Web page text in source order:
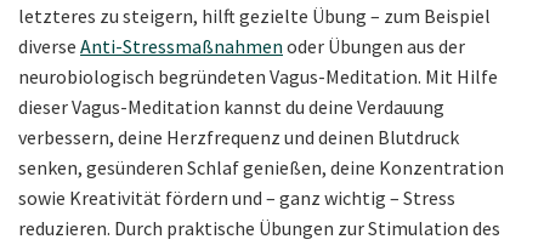
letzteres zu steigern, hilft gezielte Übung – zum Beispiel
diverse Anti-Stressmaßnahmen oder Übungen aus der
neurobiologisch begründeten Vagus-Meditation. Mit Hilfe
dieser Vagus-Meditation kannst du deine Verdauung
verbessern, deine Herzfrequenz und deinen Blutdruck
senken, gesünderen Schlaf genießen, deine Konzentration
sowie Kreativität fördern und – ganz wichtig – Stress
reduzieren. Durch praktische Übungen zur Stimulation des